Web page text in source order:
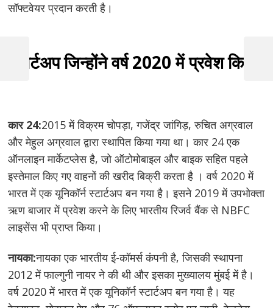
सॉफ्टवेयर प्रदान करती है।
स्टार्टअप जिन्होंने वर्ष 2020 में प्रवेश किया
कार 24:2015 में विक्रम चोपड़ा, गजेंद्र जांगिड़, रुचित अग्रवाल
और मेहुल अग्रवाल द्वारा स्थापित किया गया था। कार 24 एक
ऑनलाइन मार्केटप्लेस है, जो ऑटोमोबाइल और बाइक सहित पहले
इस्तेमाल किए गए वाहनों की खरीद बिक्री करता है । वर्ष 2020 में
भारत में एक यूनिकॉर्न स्टार्टअप बन गया है। इसने 2019 में उपभोक्ता
ऋण बाजार में प्रवेश करने के लिए भारतीय रिजर्व बैंक से NBFC
लाइसेंस भी प्राप्त किया।
नायका:नायका एक भारतीय ई-कॉमर्स कंपनी है, जिसकी स्थापना
2012 में फाल्गुनी नायर ने की थी और इसका मुख्यालय मुंबई में है।
वर्ष 2020 में भारत में एक यूनिकॉर्न स्टार्टअप बन गया है। यह
navigation
Previous
Next